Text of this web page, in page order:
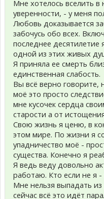
Мне хотелось вселить в
уверенности, - у меня
Любовь доказывается
забочусь обо всех.
последнее
одной из этих живых
Я приняла ее смерть
единственная слабость.
Вы всё верно говорите,
моё это просто
мне кусочек сердца
старости а от
Свою жизнь я ценю, в
этом мире. По жизни я
упадничество моё -
существа. Конечно я
Я ведь веду довольно
работаю. Кто если не я
Мне нельзя выпадать
сейчас всё это идёт